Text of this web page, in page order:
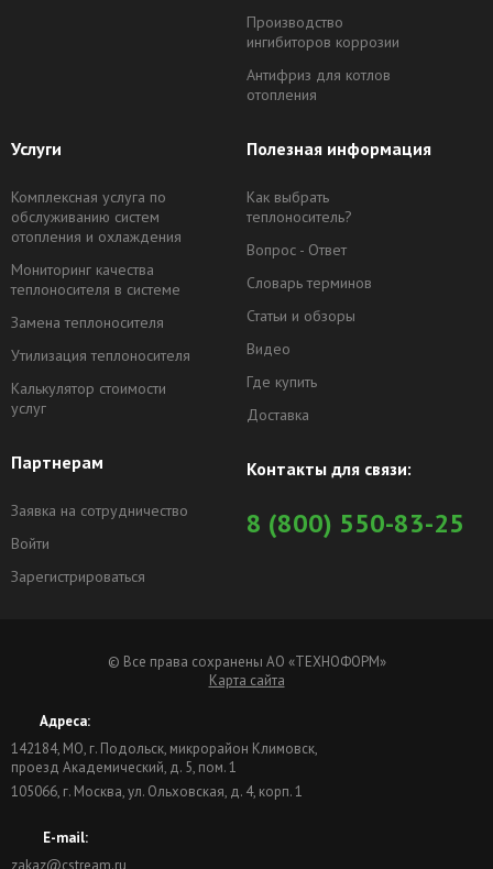
Производство
ингибиторов коррозии
Антифриз для котлов
отопления
Услуги
Комплексная услуга по
обслуживанию систем
отопления и охлаждения
Мониторинг качества
теплоносителя в системе
Замена теплоносителя
Утилизация теплоносителя
Калькулятор стоимости
услуг
Партнерам
Заявка на сотрудничество
Войти
Зарегистрироваться
Полезная информация
Как выбрать
теплоноситель?
Вопрос - Ответ
Словарь терминов
Статьи и обзоры
Видео
Где купить
Доставка
Контакты для связи:
8 (800) 550-83-25
© Все права сохранены АО «ТЕХНОФОРМ»
Карта сайта
Адреса:
142184, МО, г. Подольск, микрорайон Климовск,
проезд Академический, д. 5, пом. 1
105066, г. Москва,ул. Ольховская, д. 4, корп. 1
E-mail:
zakaz@cstream.ru